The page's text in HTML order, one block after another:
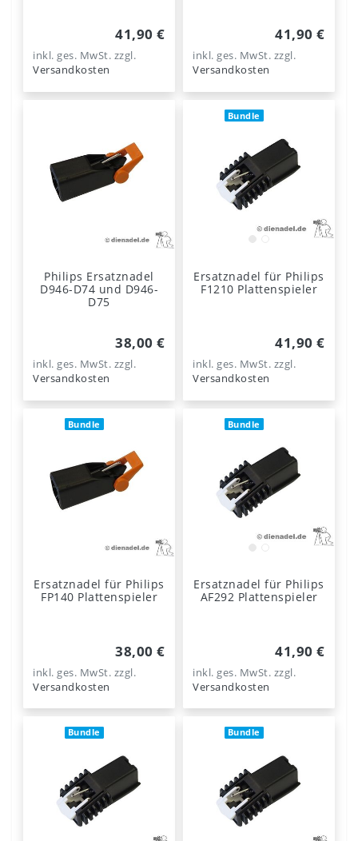
41,90 €
inkl. ges. MwSt. zzgl.
Versandkosten
41,90 €
inkl. ges. MwSt. zzgl.
Versandkosten
Philips Ersatznadel
D946-D74 und D946-
D75
38,00 €
inkl. ges. MwSt. zzgl.
Versandkosten
Bundle
Ersatznadel für Philips
F1210 Plattenspieler
41,90 €
inkl. ges. MwSt. zzgl.
Versandkosten
Bundle
Ersatznadel für Philips
FP140 Plattenspieler
38,00 €
inkl. ges. MwSt. zzgl.
Versandkosten
Bundle
Ersatznadel für Philips
AF292 Plattenspieler
41,90 €
inkl. ges. MwSt. zzgl.
Versandkosten
Bundle Bundle